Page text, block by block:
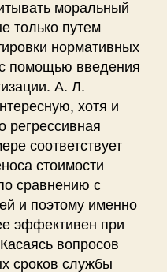
моральный
только путем
нормативных
помощью введения
А. Л.
хотя и
регрессивная
соответствует
стоимости
сравнению с
и поэтому именно
эффективен при
вопросов
сроков службы